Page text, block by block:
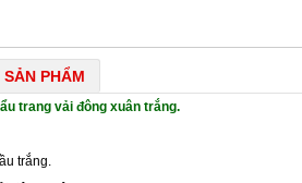
PHẨM
trang vải đông xuân trắng.
trắng.